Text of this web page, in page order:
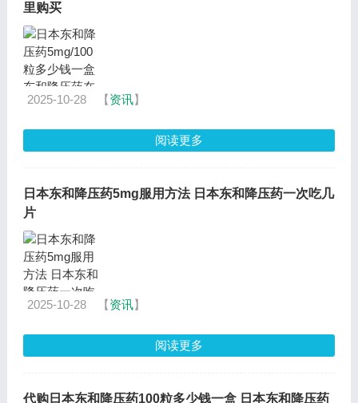
里购买
2025-10-28 【资讯】
阅读更多
日本东和降压药5mg服用方法 日本东和降压药一次吃几
片
2025-10-28 【资讯】
阅读更多
代购日本东和降压药100粒多少钱一盒 日本东和降压药